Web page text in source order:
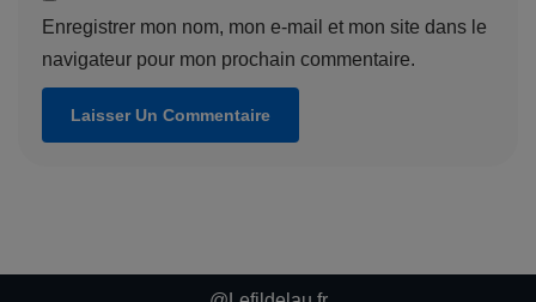
Enregistrer mon nom, mon e-mail et mon site dans le
navigateur pour mon prochain commentaire.